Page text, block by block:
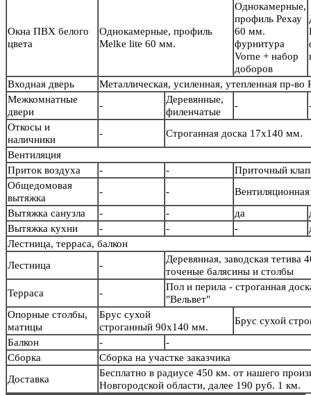
Окна ПВХ белого
цвета
Однокамерные, профиль
Melke lite 60 мм.
Однокамерные,
профиль Рехау
60 мм.
фурнитура
Vorne + набор
доборов
Входная дверь
Металлическая, усиленная, утепленная пр-во
Межкомнатные
двери
-
Деревянные,
филенчатые
-
Откосы и
наличники
-
Строганная доска 17х140 мм.
Вентиляция
Приток воздуха
- -
Приточный
Общедомовая
вытяжка
- -
Вытяжка санузла
- - да
Вытяжка кухни
- - -
Лестница, терраса, балкон
Лестница
-
Деревянная, заводская тетива
точеные балясины и
Терраса
-
Пол и перила - строганная
"Вельвет"
Опорные столбы,
матицы
Брус сухой
строганный 90х140 мм.
Брус сухой
Балкон
-
-
Сборка
Сборка на участке заказчика
Доставка
Бесплатно в радиусе 450 км. от нашего
Новгородской области, далее 190 руб. 1 км.